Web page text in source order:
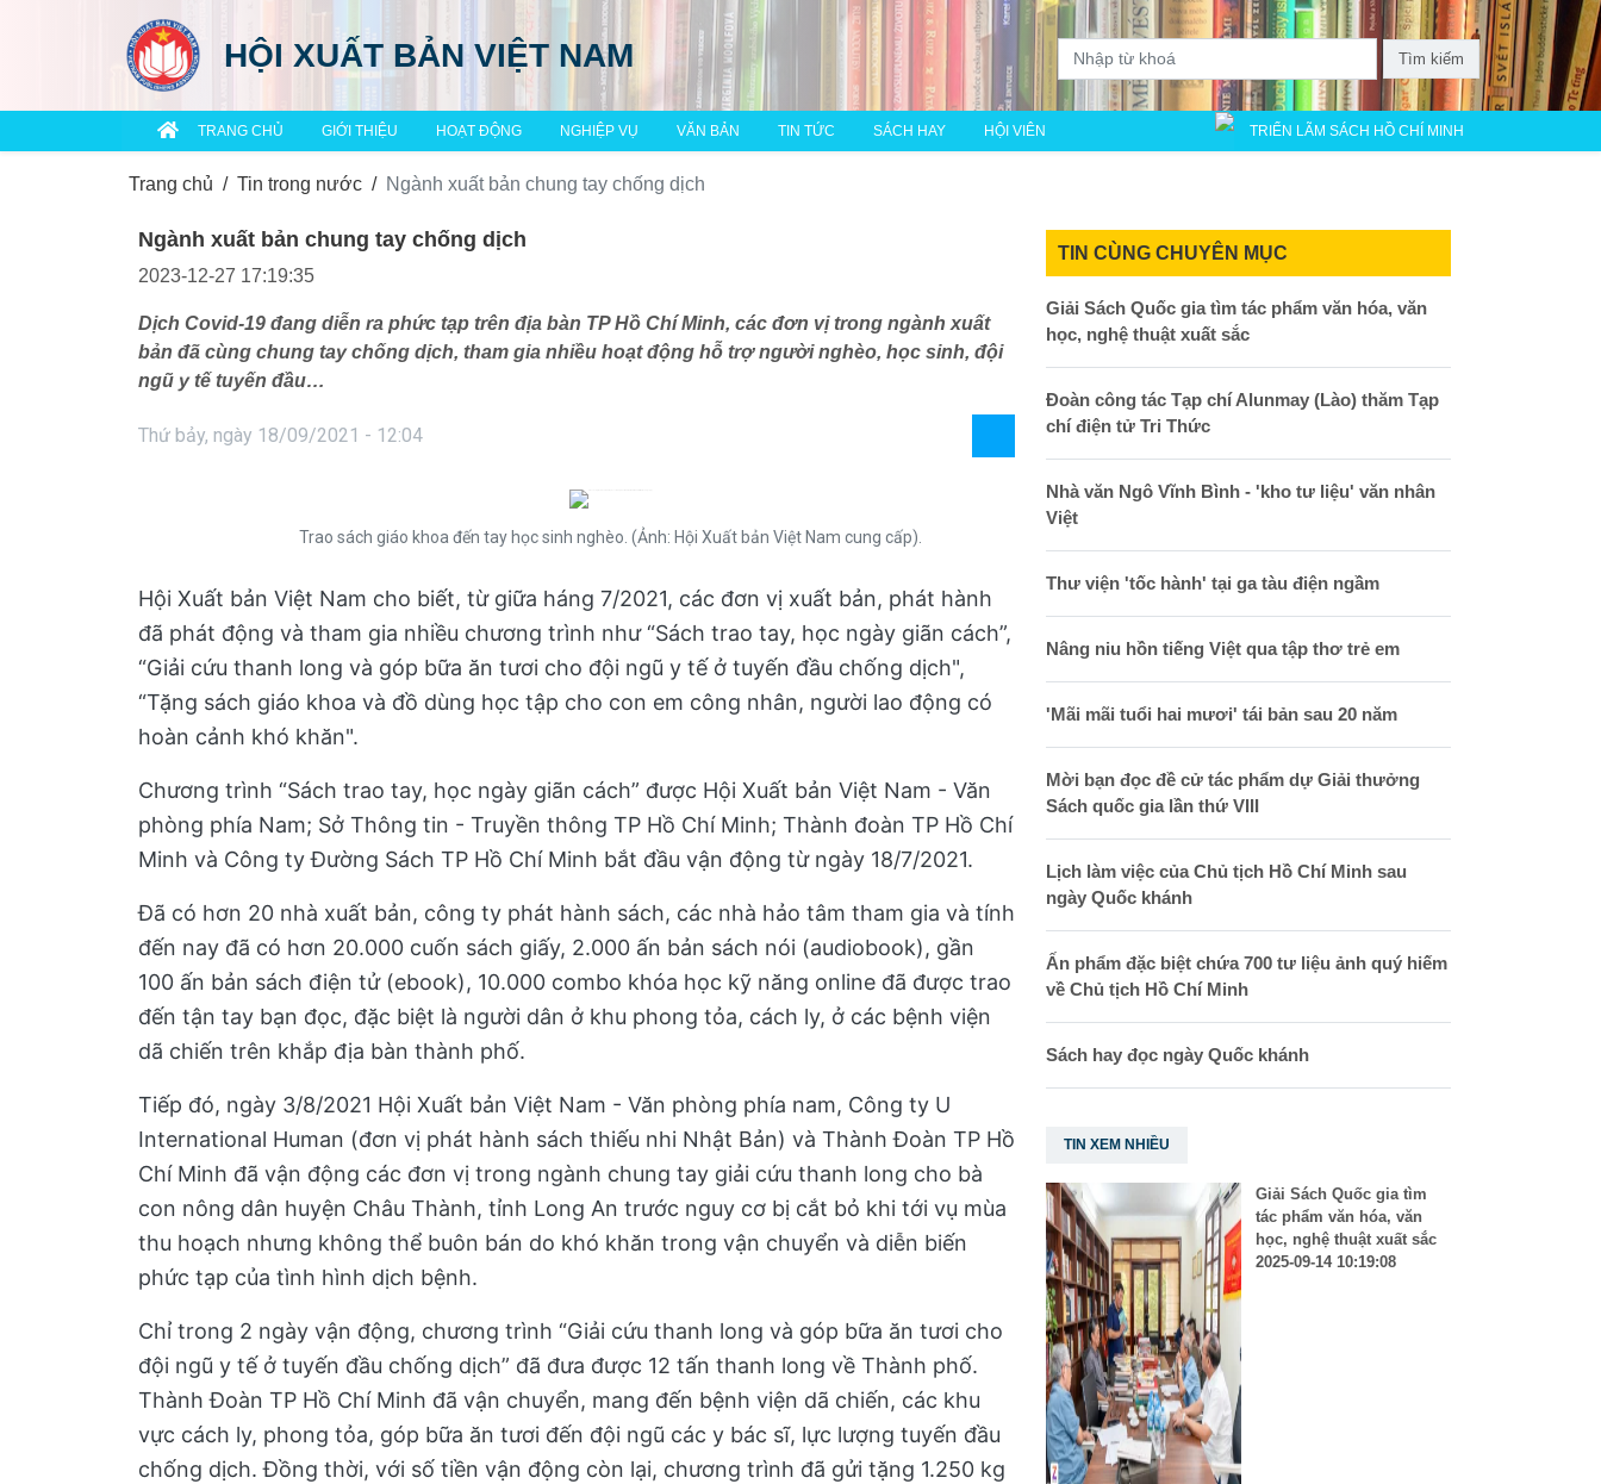
HỘI XUẤT BẢN VIỆT NAM Tìm kiếm
TRANG CHỦ GIỚI THIỆU HOẠT ĐỘNG NGHIỆP VỤ VĂN BẢN TIN TỨC SÁCH HAY HỘI VIÊN TRIỂN LÃM SÁCH HỒ CHÍ MINH
Trang chủ Tin trong nước Ngành xuất bản chung tay chống dịch
Ngành xuất bản chung tay chống dịch
2023-12-27 17:19:35
Dịch Covid-19 đang diễn ra phức tạp trên địa bàn TP Hồ Chí Minh, các đơn vị trong ngành xuất
bản đã cùng chung tay chống dịch, tham gia nhiều hoạt động hỗ trợ người nghèo, học sinh, đội
ngũ y tế tuyến đầu…
Thứ bảy, ngày 18/09/2021 - 12:04
Trao sách giáo khoa đến tay học sinh nghèo. (Ảnh: Hội Xuất bản Việt Nam cung cấp).
Hội Xuất bản Việt Nam cho biết, từ giữa háng 7/2021, các đơn vị xuất bản, phát hành
đã phát động và tham gia nhiều chương trình như “Sách trao tay, học ngày giãn cách”,
“Giải cứu thanh long và góp bữa ăn tươi cho đội ngũ y tế ở tuyến đầu chống dịch",
“Tặng sách giáo khoa và đồ dùng học tập cho con em công nhân, người lao động có
hoàn cảnh khó khăn".
Chương trình “Sách trao tay, học ngày giãn cách” được Hội Xuất bản Việt Nam - Văn
phòng phía Nam; Sở Thông tin - Truyền thông TP Hồ Chí Minh; Thành đoàn TP Hồ Chí
Minh và Công ty Đường Sách TP Hồ Chí Minh bắt đầu vận động từ ngày 18/7/2021.
Đã có hơn 20 nhà xuất bản, công ty phát hành sách, các nhà hảo tâm tham gia và tính
đến nay đã có hơn 20.000 cuốn sách giấy, 2.000 ấn bản sách nói (audiobook), gần
100 ấn bản sách điện tử (ebook), 10.000 combo khóa học kỹ năng online đã được trao
đến tận tay bạn đọc, đặc biệt là người dân ở khu phong tỏa, cách ly, ở các bệnh viện
dã chiến trên khắp địa bàn thành phố.
Tiếp đó, ngày 3/8/2021 Hội Xuất bản Việt Nam - Văn phòng phía nam, Công ty U
International Human (đơn vị phát hành sách thiếu nhi Nhật Bản) và Thành Đoàn TP Hồ
Chí Minh đã vận động các đơn vị trong ngành chung tay giải cứu thanh long cho bà
con nông dân huyện Châu Thành, tỉnh Long An trước nguy cơ bị cắt bỏ khi tới vụ mùa
thu hoạch nhưng không thể buôn bán do khó khăn trong vận chuyển và diễn biến
phức tạp của tình hình dịch bệnh.
Chỉ trong 2 ngày vận động, chương trình “Giải cứu thanh long và góp bữa ăn tươi cho
đội ngũ y tế ở tuyến đầu chống dịch” đã đưa được 12 tấn thanh long về Thành phố.
Thành Đoàn TP Hồ Chí Minh đã vận chuyển, mang đến bệnh viện dã chiến, các khu
vực cách ly, phong tỏa, góp bữa ăn tươi đến đội ngũ các y bác sĩ, lực lượng tuyến đầu
chống dịch. Đồng thời, với số tiền vận động còn lại, chương trình đã gửi tặng 1.250 kg
TIN CÙNG CHUYÊN MỤC
Giải Sách Quốc gia tìm tác phẩm văn hóa, văn
học, nghệ thuật xuất sắc
Đoàn công tác Tạp chí Alunmay (Lào) thăm Tạp
chí điện tử Tri Thức
Nhà văn Ngô Vĩnh Bình - 'kho tư liệu' văn nhân
Việt
Thư viện 'tốc hành' tại ga tàu điện ngầm
Nâng niu hồn tiếng Việt qua tập thơ trẻ em
'Mãi mãi tuổi hai mươi' tái bản sau 20 năm
Mời bạn đọc đề cử tác phẩm dự Giải thưởng
Sách quốc gia lần thứ VIII
Lịch làm việc của Chủ tịch Hồ Chí Minh sau
ngày Quốc khánh
Ấn phẩm đặc biệt chứa 700 tư liệu ảnh quý hiếm
về Chủ tịch Hồ Chí Minh
Sách hay đọc ngày Quốc khánh
TIN XEM NHIỀU
Giải Sách Quốc gia tìm
tác phẩm văn hóa, văn
học, nghệ thuật xuất sắc
2025-09-14 10:19:08